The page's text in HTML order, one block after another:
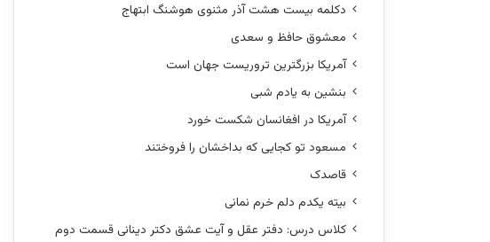
دکلمه بیست هشت آذر مثنوی هوشنگ ابتهاج
معشوق حافظ و سعدی
آمریکا بزرگترین تروریست جهان است
بنشین به یادم شبی
آمریکا در افغانسان شکست خورد
مسعود تو کجایی که بداخشان را فروختند
قاصدک
بیته یکدم دلم خرم نمانی
کلاس درس: دفتر عقل و آیت عشق دکتر دینانی قسمت دوم